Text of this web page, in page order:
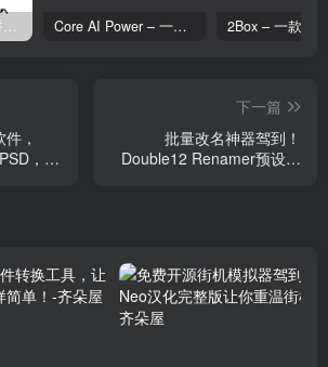
Hugin – 全景图片拼接工具 Core AI Power – 一款专为 WordPress 设计的 AI 增强插件
，
，自
下一篇
批量改名神器驾到！
Double12 Renamer预设规